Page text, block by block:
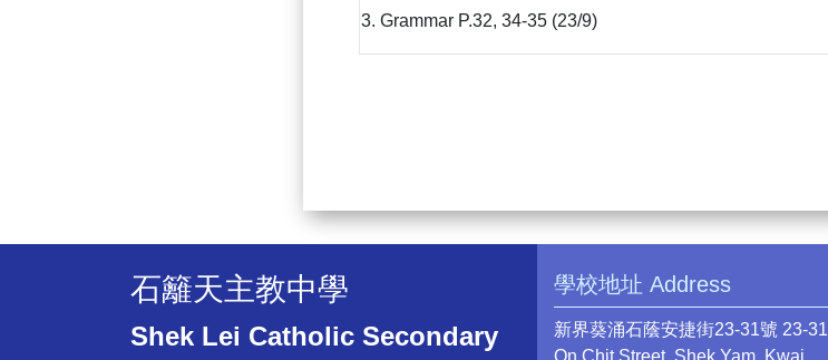
3. Grammar P.32, 34-35 (23/9)
石籬天主教中學
Shek Lei Catholic Secondary
學校地址 Address
新界葵涌石蔭安捷街23-31號 23-31